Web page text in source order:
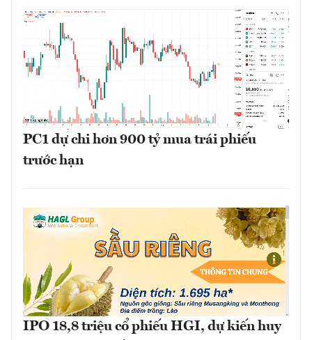
PC1 dự chi hơn 900 tỷ mua trái phiếu
trước hạn
IPO 18,8 triệu cổ phiếu HGI, dự kiến huy